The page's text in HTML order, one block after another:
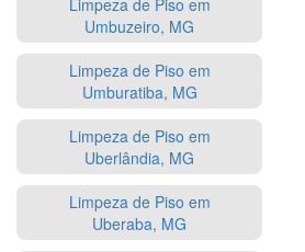
Limpeza de Piso em
Umbuzeiro, MG
Limpeza de Piso em
Umburatiba, MG
Limpeza de Piso em
Uberlândia, MG
Limpeza de Piso em
Uberaba, MG